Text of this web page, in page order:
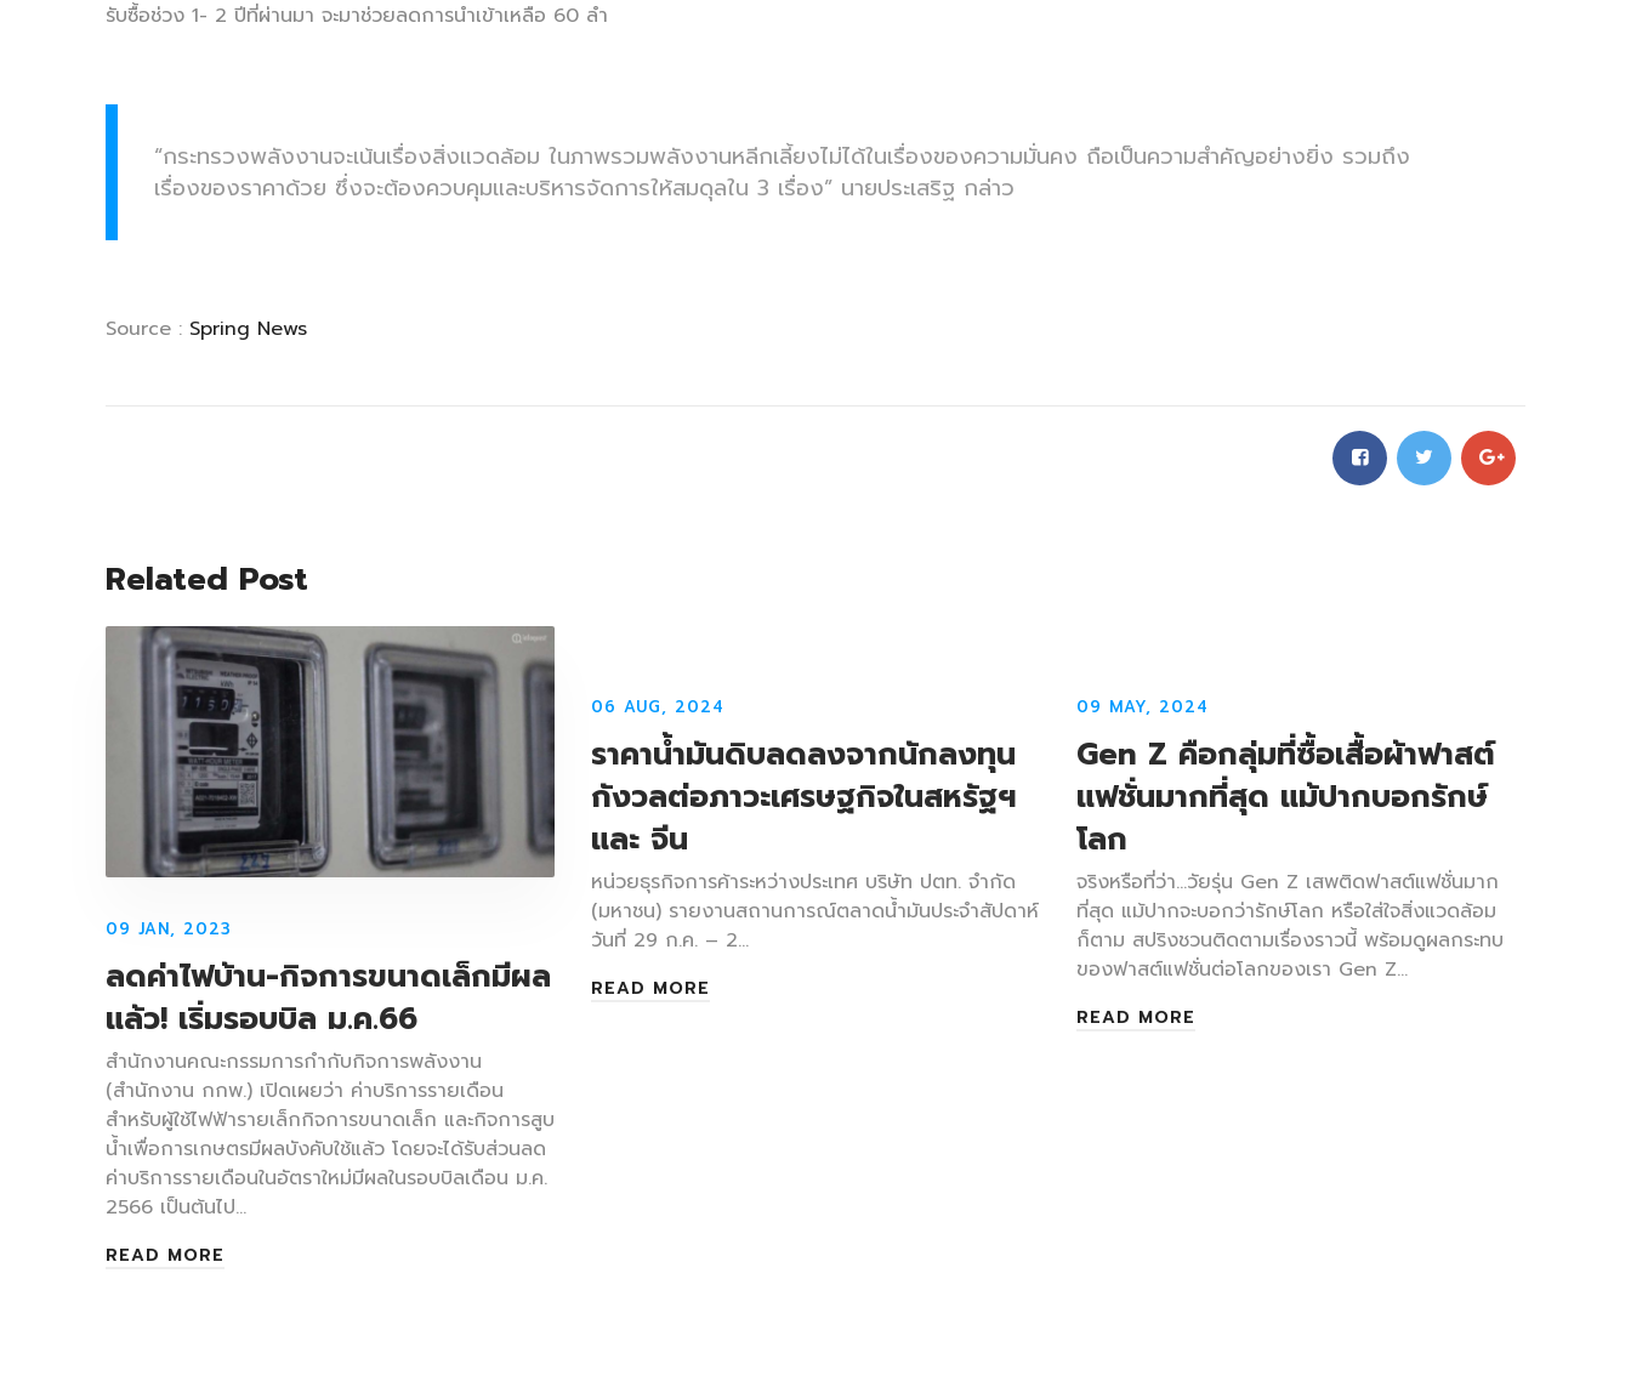
รับซื้อช่วง 1- 2 ปีที่ผ่านมา จะมาช่วยลดการนำเข้าเหลือ 60 ลำ
“กระทรวงพลังงานจะเน้นเรื่องสิ่งแวดล้อม ในภาพรวมพลังงานหลีกเลี้ยงไม่ได้ในเรื่องของความมั่นคง ถือเป็นความสำคัญอย่างยิ่ง รวมถึง
เรื่องของราคาด้วย ซึ่งจะต้องควบคุมและบริหารจัดการให้สมดุลใน 3 เรื่อง” นายประเสริฐ กล่าว
Source : Spring News
Related Post
09 JAN, 2023
ลดค่าไฟบ้าน-กิจการขนาดเล็กมีผล
แล้ว! เริ่มรอบบิล ม.ค.66
สำนักงานคณะกรรมการกำกับกิจการพลังงาน
(สำนักงาน กกพ.) เปิดเผยว่า ค่าบริการรายเดือน
สำหรับผู้ใช้ไฟฟ้ารายเล็กกิจการขนาดเล็ก และกิจการสูบ
น้ำเพื่อการเกษตรมีผลบังคับใช้แล้ว โดยจะได้รับส่วนลด
ค่าบริการรายเดือนในอัตราใหม่มีผลในรอบบิลเดือน ม.ค.
2566 เป็นต้นไป…
READ MORE
06 AUG, 2024
ราคาน้ำมันดิบลดลงจากนักลงทุน
กังวลต่อภาวะเศรษฐกิจในสหรัฐฯ
และ จีน
หน่วยธุรกิจการค้าระหว่างประเทศ บริษัท ปตท. จำกัด
(มหาชน) รายงานสถานการณ์ตลาดน้ำมันประจำสัปดาห์
วันที่ 29 ก.ค. – 2…
READ MORE
09 MAY, 2024
Gen Z คือกลุ่มที่ซื้อเสื้อผ้าฟาสต์
แฟชั่นมากที่สุด แม้ปากบอกรักษ์
โลก
จริงหรือที่ว่า...วัยรุ่น Gen Z เสพติดฟาสต์แฟชั่นมาก
ที่สุด แม้ปากจะบอกว่ารักษ์โลก หรือใส่ใจสิ่งแวดล้อม
ก็ตาม สปริงชวนติดตามเรื่องราวนี้ พร้อมดูผลกระทบ
ของฟาสต์แฟชั่นต่อโลกของเรา Gen Z…
READ MORE